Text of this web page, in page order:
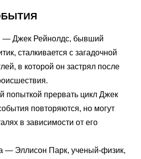
— Джек Рейнолдс, бывший
сталкивается с загадочной
в которой он застрял после
попыткой прервать цикл Джек
повторяются, но могут
в зависимости от его
— Эллисон Парк, ученый-физик,